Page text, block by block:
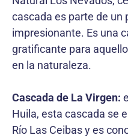
cascada es parte de un
impresionante. Es una
gratificante para
en la naturaleza.
Cascada de La Virgen:
Huila, esta cascada se
Río Las Ceibas y es